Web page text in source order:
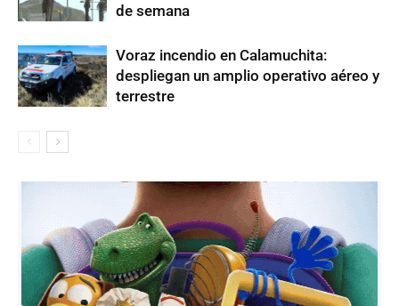
de semana
Voraz incendio en Calamuchita:
despliegan un amplio operativo aéreo y
terrestre